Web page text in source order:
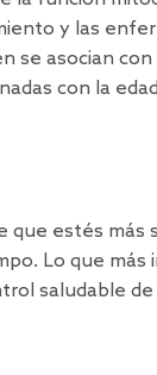
y las
se asocian
con la
que estés
Lo que más
saludable